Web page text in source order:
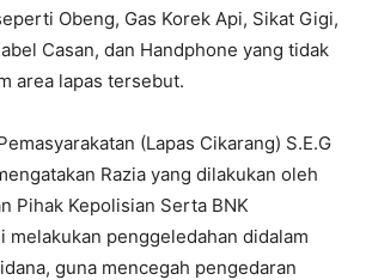
Obeng, Gas Korek Api, Sikat Gigi,
Casan, dan Handphone yang tidak
area lapas tersebut.
(Lapas Cikarang) S.E.G
Razia yang dilakukan oleh
Pihak Kepolisian Serta BNK
melakukan penggeledahan didalam
guna mencegah pengedaran